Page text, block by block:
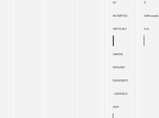
26°
KILOMETRO
VERTICALE
GARE IN
PISTA PER
ESORDIENTI
– SONDALO
2025
9°
ValBregaglia
Trail